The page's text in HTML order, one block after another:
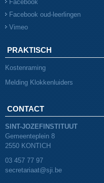
Facebook
Facebook oud-leerlingen
Vimeo
PRAKTISCH
Kostenraming
Melding Klokkenluiders
CONTACT
SINT-JOZEFINSTITUUT
Gemeenteplein 8
2550 KONTICH
03 457 77 97
secretariaat@sji.be